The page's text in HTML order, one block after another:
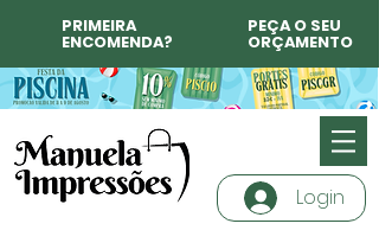
PRIMEIRA
ENCOMENDA?
PEÇA O SEU
ORÇAMENTO
Login